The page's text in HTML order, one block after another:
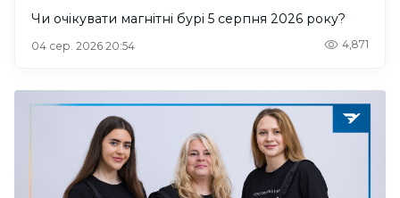
Чи очікувати магнітні бурі 5 серпня 2026 року?
04 сер. 2026 20:54 4,871